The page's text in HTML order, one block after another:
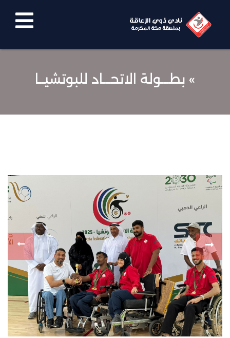
» بطـــولة الاتحـــاد للبوتشيــا
الرئيسية
بنا